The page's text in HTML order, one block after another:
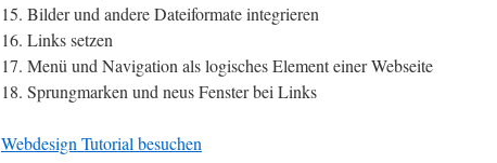
Bilder und andere Dateiformate integrieren
Links setzen
Menü und Navigation als logisches Element einer Webseite
Sprungmarken und neus Fenster bei Links
Webdesign Tutorial besuchen